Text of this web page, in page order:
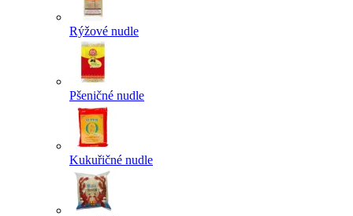
Rýžové nudle
Pšeničné nudle
Kukuřičné nudle